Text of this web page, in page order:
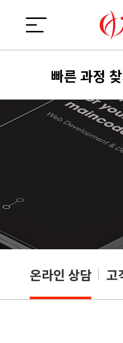
빠른 과정
온라인 상담 고